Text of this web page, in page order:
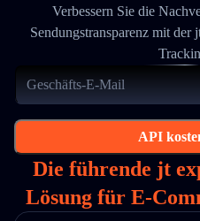
Verbessern Sie die
Sendungstransparenz mit
API
Die führende jt
Lösung für E-